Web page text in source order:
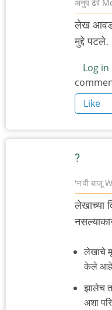
अनुप ढेरे
लेख
मुद्दे पटले.
Log in
Like
?
'न'वी बाजू
लेखाच्या
लेखाचे
केले आहे
झालेच
अशा